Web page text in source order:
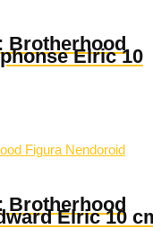
Brotherhood
Elric 10
Brotherhood
Elric 10